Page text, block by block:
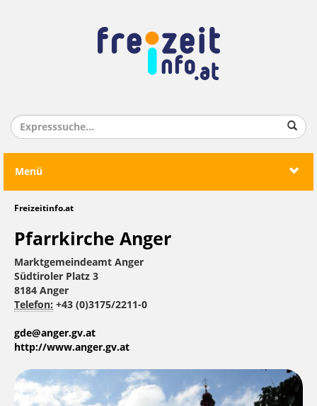
Menü
Freizeitinfo.at
Pfarrkirche Anger
Marktgemeindeamt Anger
Südtiroler Platz 3
8184 Anger
Telefon: +43 (0)3175/2211-0
gde@anger.gv.at
http://www.anger.gv.at